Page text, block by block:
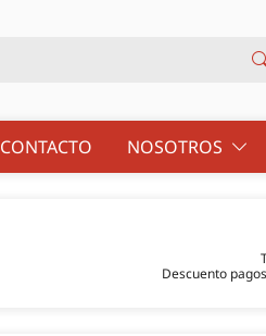
CONTACTO NOSOTROS
Descuento